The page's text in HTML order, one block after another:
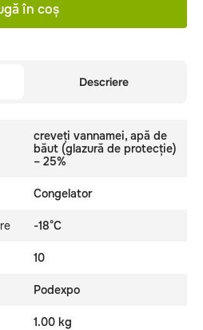
în coș
Descriere
creveți vannamei, apă de
băut (glazură de protecție)
– 25%
Congelator
-18°C
10
Podexpo
1.00 kg